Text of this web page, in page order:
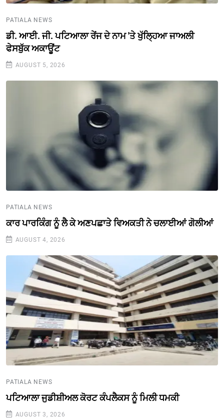
PATIALA NEWS
ਡੀ. ਆਈ. ਜੀ. ਪਟਿਆਲਾ ਰੇਂਜ ਦੇ ਨਾਮ 'ਤੇ ਖੁੱਲ੍ਹਿਆ ਜਾਅਲੀ
ਫੇਸਬੁੱਕ ਅਕਾਊਂਟ
AUGUST 5, 2026
PATIALA NEWS
ਕਾਰ ਪਾਰਕਿੰਗ ਨੂੰ ਲੈ ਕੇ ਅਣਪਛਾਤੇ ਵਿਅਕਤੀ ਨੇ ਚਲਾਈਆਂ ਗੋਲੀਆਂ
AUGUST 4, 2026
PATIALA NEWS
ਪਟਿਆਲਾ ਜੁਡੀਸ਼ੀਅਲ ਕੋਰਟ ਕੰਪਲੈਕਸ ਨੂੰ ਮਿਲੀ ਧਮਕੀ
AUGUST 3, 2026